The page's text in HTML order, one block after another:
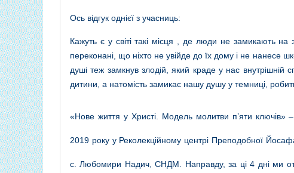
Ось відгук однієї з учасниць:
Кажуть є у світі такі місця , де люди не замикають
переконані, що ніхто не увійде до їх дому і не
душі теж замкнув злодій, який краде у нас внутрішній
дитини, а натомість замикає нашу душу у темниці,
«Нове життя у Христі. Модель молитви п’яти ключів»
2019 року у Реколекційному центрі Преподобної
с. Любомири Надич, СНДМ. Направду, за ці 4 дні ми